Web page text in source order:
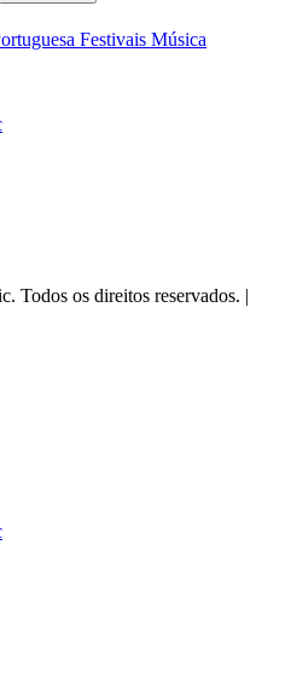
Todos os direitos reservados. |